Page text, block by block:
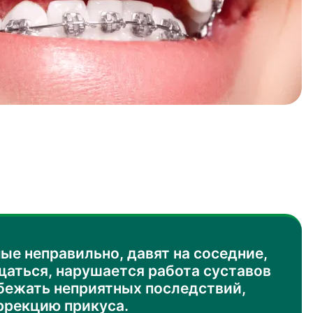
неправильно, давят на соседние,
нарушается работа суставов
неприятных последствий,
прикуса.